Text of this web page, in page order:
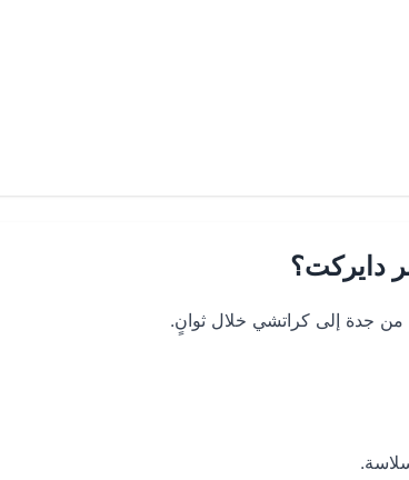
دايركت؟
جدة إلى كراتشي خلال ثوانٍ.